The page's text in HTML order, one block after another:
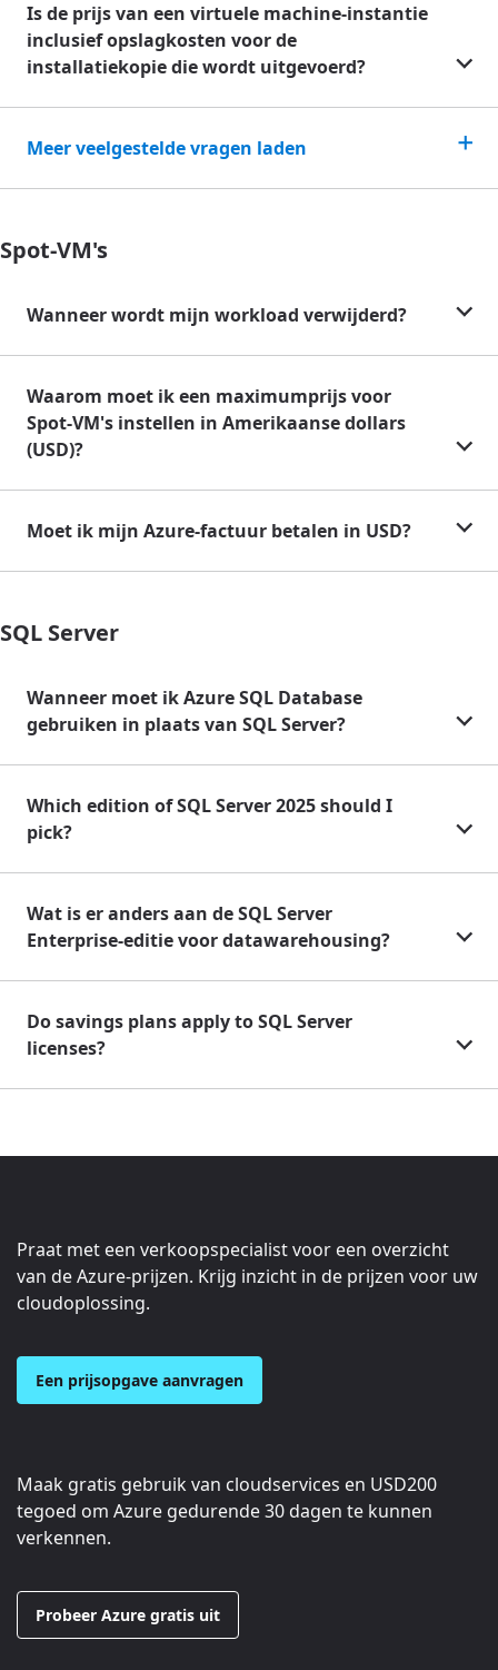
Is de prijs van een virtuele machine-instantie
inclusief opslagkosten voor de
installatiekopie die wordt uitgevoerd?
Meer veelgestelde vragen laden
Spot-VM's
Wanneer wordt mijn workload verwijderd?
Waarom moet ik een maximumprijs voor
Spot-VM's instellen in Amerikaanse dollars
(USD)?
Moet ik mijn Azure-factuur betalen in USD?
SQL Server
Wanneer moet ik Azure SQL Database
gebruiken in plaats van SQL Server?
Which edition of SQL Server 2025 should I
pick?
Wat is er anders aan de SQL Server
Enterprise-editie voor datawarehousing?
Do savings plans apply to SQL Server
licenses?
Praat met een verkoopspecialist voor een overzicht
van de Azure-prijzen. Krijg inzicht in de prijzen voor uw
cloudoplossing.
Een prijsopgave aanvragen
Maak gratis gebruik van cloudservices en USD200
tegoed om Azure gedurende 30 dagen te kunnen
verkennen.
Probeer Azure gratis uit